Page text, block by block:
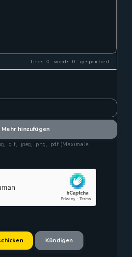
lines: 0 words: 0 gespeichert
Mehr hinzufügen
.gif, .jpeg, .png, .pdf (Maximale
Kündigen